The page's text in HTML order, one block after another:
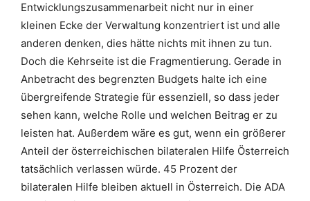
Entwicklungszusammenarbeit nicht nur in einer
kleinen Ecke der Verwaltung konzentriert ist und alle
anderen denken, dies hätte nichts mit ihnen zu tun.
Doch die Kehrseite ist die Fragmentierung. Gerade in
Anbetracht des begrenzten Budgets halte ich eine
übergreifende Strategie für essenziell, so dass jeder
sehen kann, welche Rolle und welchen Beitrag er zu
leisten hat. Außerdem wäre es gut, wenn ein größerer
Anteil der österreichischen bilateralen Hilfe Österreich
tatsächlich verlassen würde. 45 Prozent der
bilateralen Hilfe bleiben aktuell in Österreich. Die ADA